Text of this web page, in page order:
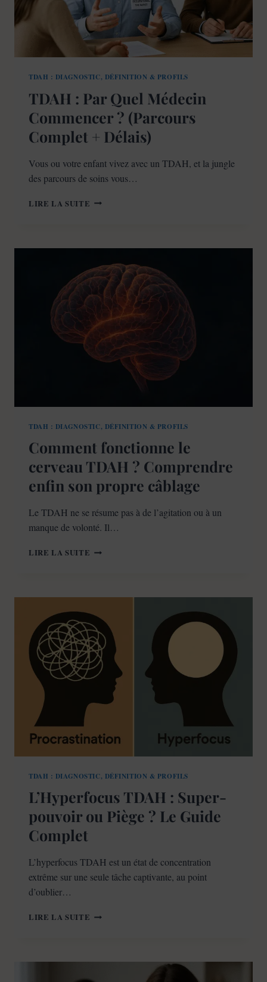
TDAH : DIAGNOSTIC, DÉFINITION & PROFILS
TDAH : Par Quel Médecin
Commencer ? (Parcours
Complet + Délais)
Vous ou votre enfant vivez avec un TDAH, et la jungle
des parcours de soins vous…
LIRE LA SUITE TDAH
MÉDECIN
?
(PARCOURS
COMPLET
DÉLAIS)
TDAH : DIAGNOSTIC, DÉFINITION & PROFILS
Comment fonctionne le
cerveau TDAH ? Comprendre
enfin son propre câblage
Le TDAH ne se résume pas à de l’agitation ou à un
manque de volonté. Il…
LIRE LA SUITE COMMENT
TDAH
COMPRENDRE
ENFIN
SON
PROPRE
CÂBLAGE
TDAH : DIAGNOSTIC, DÉFINITION & PROFILS
L’Hyperfocus TDAH : Super-
pouvoir ou Piège ? Le Guide
Complet
L’hyperfocus TDAH est un état de concentration
extrême sur une seule tâche captivante, au point
d’oublier…
LIRE LA SUITE L’HYPERFOCUS
POUVOIR